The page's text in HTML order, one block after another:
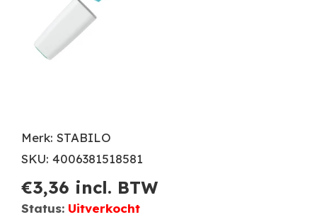
Merk: STABILO
SKU: 4006381518581
€3,36 incl. BTW
Status: Uitverkocht